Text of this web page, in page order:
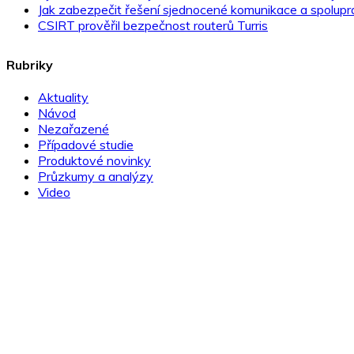
Jak zabezpečit řešení sjednocené komunikace a
CSIRT prověřil bezpečnost routerů Turris
Rubriky
Aktuality
Návod
Nezařazené
Případové studie
Produktové novinky
Průzkumy a analýzy
Video